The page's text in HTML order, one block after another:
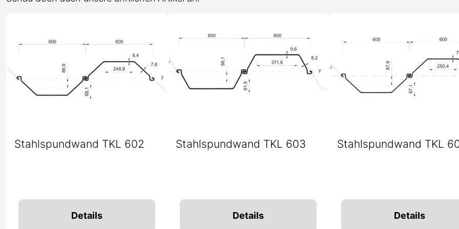
Stahlspundwand TKL 602
Details
Stahlspundwand TKL 603
Details
Stahlspundwand TKL
Details